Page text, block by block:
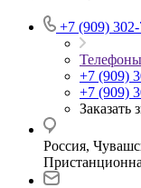
+7 (909)
Телефоны
+7 (909)
+7 (909)
Заказать
Россия,